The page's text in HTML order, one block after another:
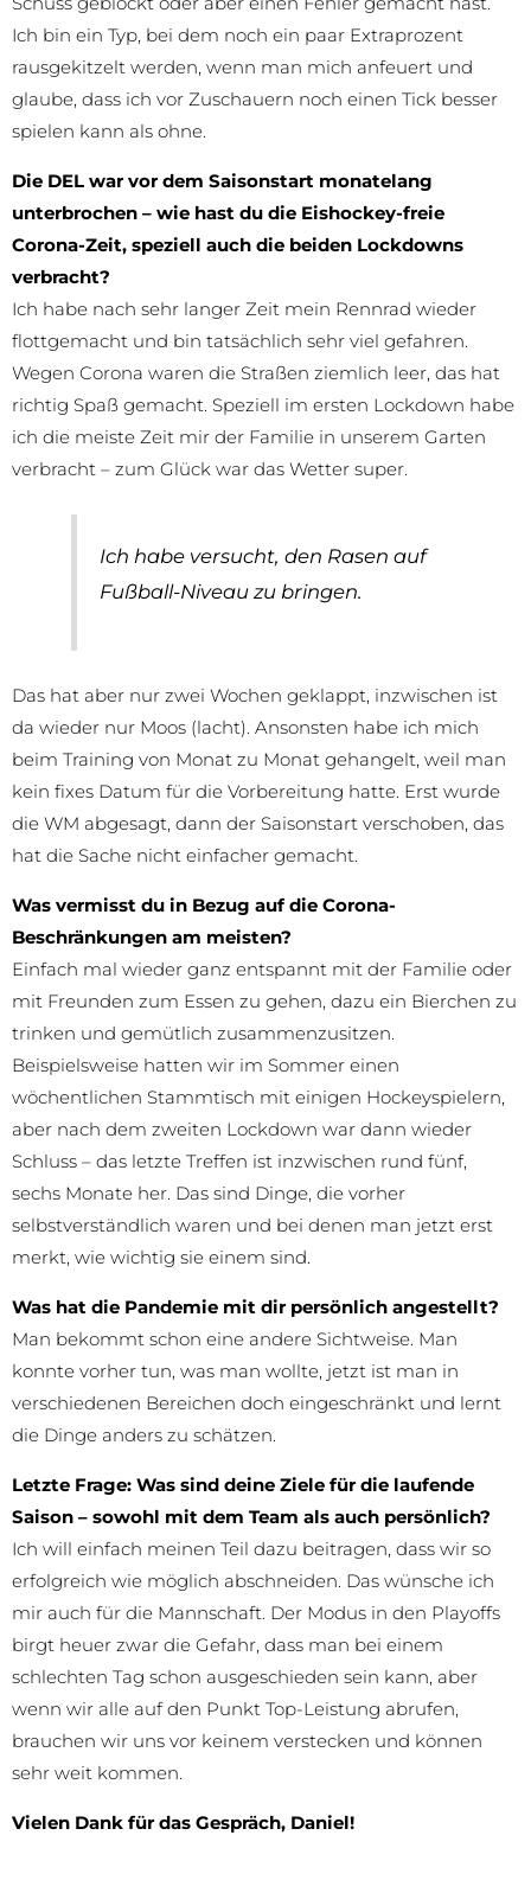
Ich bin ein Typ, bei dem noch ein paar Extraprozent
rausgekitzelt werden, wenn man mich anfeuert und
glaube, dass ich vor Zuschauern noch einen Tick besser
spielen kann als ohne.
Die DEL war vor dem Saisonstart monatelang
unterbrochen – wie hast du die Eishockey-freie
Corona-Zeit, speziell auch die beiden Lockdowns
verbracht?
Ich habe nach sehr langer Zeit mein Rennrad wieder
flottgemacht und bin tatsächlich sehr viel gefahren.
Wegen Corona waren die Straßen ziemlich leer, das hat
richtig Spaß gemacht. Speziell im ersten Lockdown habe
ich die meiste Zeit mir der Familie in unserem Garten
verbracht – zum Glück war das Wetter super.
Ich habe versucht, den Rasen auf
Fußball-Niveau zu bringen.
Das hat aber nur zwei Wochen geklappt, inzwischen ist
da wieder nur Moos (lacht). Ansonsten habe ich mich
beim Training von Monat zu Monat gehangelt, weil man
kein fixes Datum für die Vorbereitung hatte. Erst wurde
die WM abgesagt, dann der Saisonstart verschoben, das
hat die Sache nicht einfacher gemacht.
Was vermisst du in Bezug auf die Corona-
Beschränkungen am meisten?
Einfach mal wieder ganz entspannt mit der Familie oder
mit Freunden zum Essen zu gehen, dazu ein Bierchen zu
trinken und gemütlich zusammenzusitzen.
Beispielsweise hatten wir im Sommer einen
wöchentlichen Stammtisch mit einigen Hockeyspielern,
aber nach dem zweiten Lockdown war dann wieder
Schluss – das letzte Treffen ist inzwischen rund fünf,
sechs Monate her. Das sind Dinge, die vorher
selbstverständlich waren und bei denen man jetzt erst
merkt, wie wichtig sie einem sind.
Was hat die Pandemie mit dir persönlich angestellt?
Man bekommt schon eine andere Sichtweise. Man
konnte vorher tun, was man wollte, jetzt ist man in
verschiedenen Bereichen doch eingeschränkt und lernt
die Dinge anders zu schätzen.
Letzte Frage: Was sind deine Ziele für die laufende
Saison – sowohl mit dem Team als auch persönlich?
Ich will einfach meinen Teil dazu beitragen, dass wir so
erfolgreich wie möglich abschneiden. Das wünsche ich
mir auch für die Mannschaft. Der Modus in den Playoffs
birgt heuer zwar die Gefahr, dass man bei einem
schlechten Tag schon ausgeschieden sein kann, aber
wenn wir alle auf den Punkt Top-Leistung abrufen,
brauchen wir uns vor keinem verstecken und können
sehr weit kommen.
Vielen Dank für das Gespräch, Daniel!